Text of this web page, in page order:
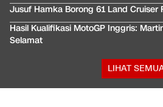
Jusuf Hamka Borong 61 Land Cruiser
Hasil Kualifikasi MotoGP Inggris:
Selamat
LIHAT